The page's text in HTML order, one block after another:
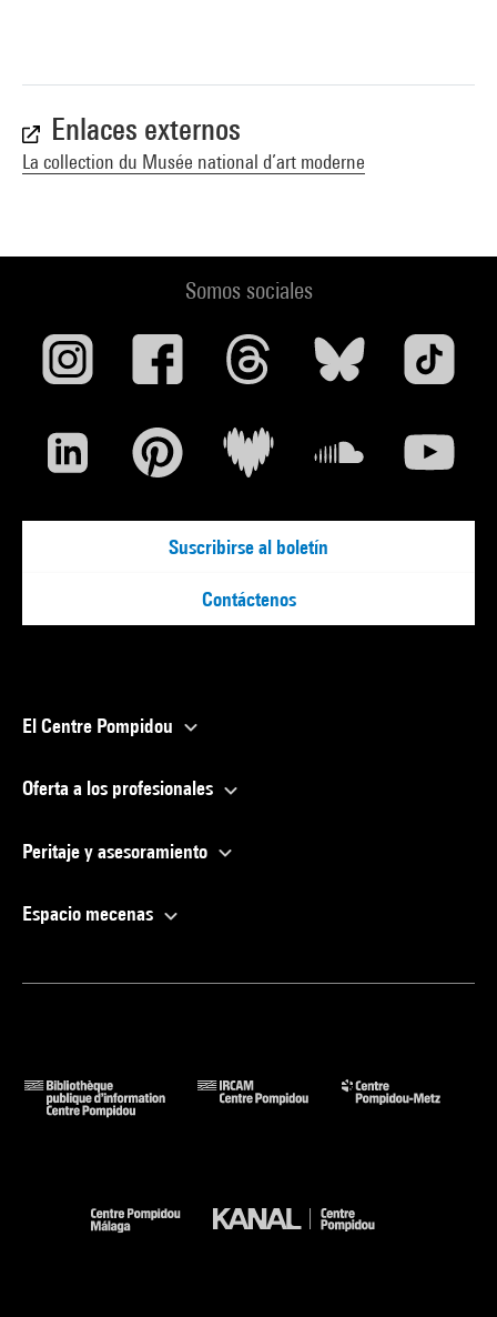
Enlaces externos
La collection du Musée national d’art moderne
Somos sociales
Suscribirse al boletín
Contáctenos
El Centre Pompidou
Oferta a los profesionales
Peritaje y asesoramiento
Espacio mecenas